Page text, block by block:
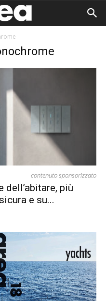
contenuto sponsorizzato
dell’abitare, più
e su...